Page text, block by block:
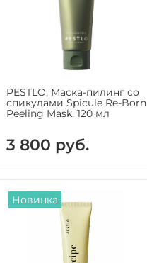
PESTLO, Маска-пилинг со
спикулами Spicule Re-Born
Peeling Mask, 120 мл
3 800 руб.
Новинка